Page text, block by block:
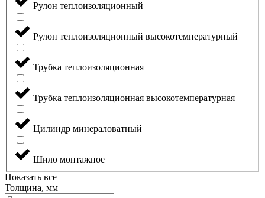
Рулон теплоизоляционный
Рулон теплоизоляционный высокотемпературный
Трубка теплоизоляционная
Трубка теплоизоляционная высокотемпературная
Цилиндр минераловатный
Шило монтажное
Показать все
Толщина, мм